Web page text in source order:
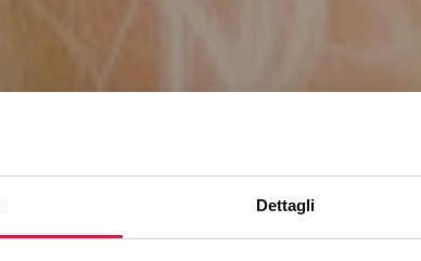
Dettagli